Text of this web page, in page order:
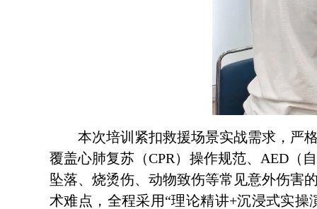
本次培训紧扣救援场景实战需求，严
覆盖心肺复苏（CPR）操作规范、AED（
坠落、烧烫伤、动物致伤等常见意外伤害
术难点，全程采用“理论精讲+沉浸式实